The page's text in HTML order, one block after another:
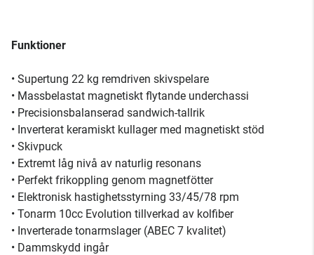
Funktioner
• Supertung 22 kg remdriven skivspelare
• Massbelastat magnetiskt flytande underchassi
• Precisionsbalanserad sandwich-tallrik
• Inverterat keramiskt kullager med magnetiskt stöd
• Skivpuck
• Extremt låg nivå av naturlig resonans
• Perfekt frikoppling genom magnetfötter
• Elektronisk hastighetsstyrning 33/45/78 rpm
• Tonarm 10cc Evolution tillverkad av kolfiber
• Inverterade tonarmslager (ABEC 7 kvalitet)
• Dammskydd ingår